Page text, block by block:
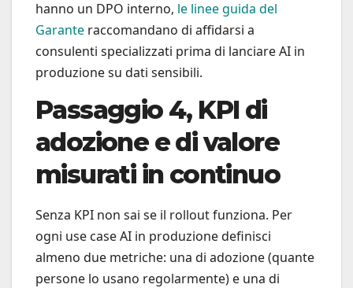
hanno un DPO interno, le linee guida del
Garante raccomandano di affidarsi a
consulenti specializzati prima di lanciare AI in
produzione su dati sensibili.
Passaggio 4, KPI di
adozione e di valore
misurati in continuo
Senza KPI non sai se il rollout funziona. Per
ogni use case AI in produzione definisci
almeno due metriche: una di adozione (quante
persone lo usano regolarmente) e una di